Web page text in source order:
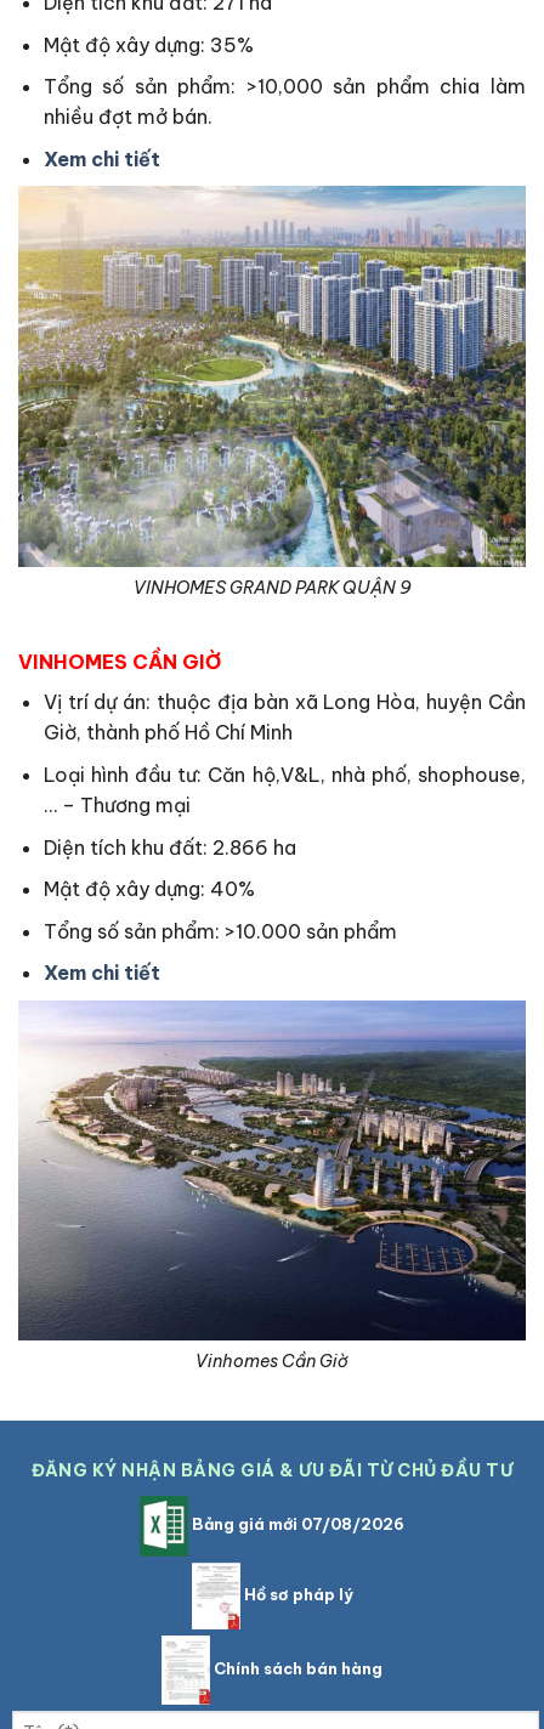
Mật độ xây dựng: 35%
Tổng số sản phẩm: >10,000 sản phẩm chia làm
nhiều đợt mở bán.
Xem chi tiết
VINHOMES GRAND PARK QUẬN 9
VINHOMES CẦN GIỜ
Vị trí dự án: thuộc địa bàn xã Long Hòa, huyện Cần
Giờ, thành phố Hồ Chí Minh
Loại hình đầu tư: Căn hộ,V&L, nhà phố, shophouse,
… – Thương mại
Diện tích khu đất: 2.866 ha
Mật độ xây dựng: 40%
Tổng số sản phẩm: >10.000 sản phẩm
Xem chi tiết
Vinhomes Cần Giờ
ĐĂNG KÝ NHẬN BẢNG GIÁ & ƯU ĐÃI TỪ CHỦ ĐẦU TƯ
Bảng giá mới 07/08/2026
Hồ sơ pháp lý
Chính sách bán hàng